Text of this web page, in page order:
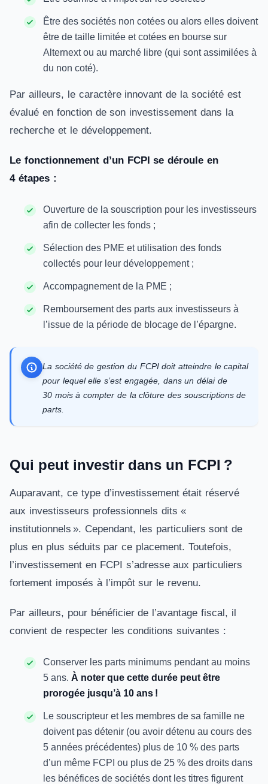
Être des sociétés non cotées ou alors elles doivent
être de taille limitée et cotées en bourse sur
Alternext ou au marché libre (qui sont assimilées à
du non coté).
Par ailleurs, le caractère innovant de la société est
évalué en fonction de son investissement dans la
recherche et le développement.
Le fonctionnement d’un FCPI se déroule en
4 étapes :
Ouverture de la souscription pour les investisseurs
afin de collecter les fonds ;
Sélection des PME et utilisation des fonds
collectés pour leur développement ;
Accompagnement de la PME ;
Remboursement des parts aux investisseurs à
l’issue de la période de blocage de l’épargne.
La société de gestion du FCPI doit atteindre le capital
pour lequel elle s’est engagée, dans un délai de
30 mois à compter de la clôture des souscriptions de
parts.
Qui peut investir dans un FCPI ?
Auparavant, ce type d’investissement était réservé
aux investisseurs professionnels dits «
institutionnels ». Cependant, les particuliers sont de
plus en plus séduits par ce placement. Toutefois,
l’investissement en FCPI s’adresse aux particuliers
fortement imposés à l’impôt sur le revenu.
Par ailleurs, pour bénéficier de l’avantage fiscal, il
convient de respecter les conditions suivantes :
Conserver les parts minimums pendant au moins
5 ans. À noter que cette durée peut être
prorogée jusqu’à 10 ans !
Le souscripteur et les membres de sa famille ne
doivent pas détenir (ou avoir détenu au cours des
5 années précédentes) plus de 10 % des parts
d’un même FCPI ou plus de 25 % des droits dans
les bénéfices de sociétés dont les titres figurent